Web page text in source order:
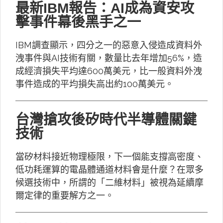
最新IBM報告：AI成為資安攻
擊事件幕後黑手之一
IBM調查顯示，四分之一的惡意入侵造成資料外
洩事件與AI技術有關，數量比去年增加56%，造
成經濟損失平均達600萬美元，比一般資料外洩
事件造成的平均損失高出約100萬美元。
台灣搶攻後矽時代半導體關鍵
技術
當矽材料接近物理極限，下一個能支撐高密度、
低功耗運算的電晶體通道材料會是什麼？在眾多
候選技術中，所謂的「二維材料」被視為延續摩
爾定律的重要解方之一。